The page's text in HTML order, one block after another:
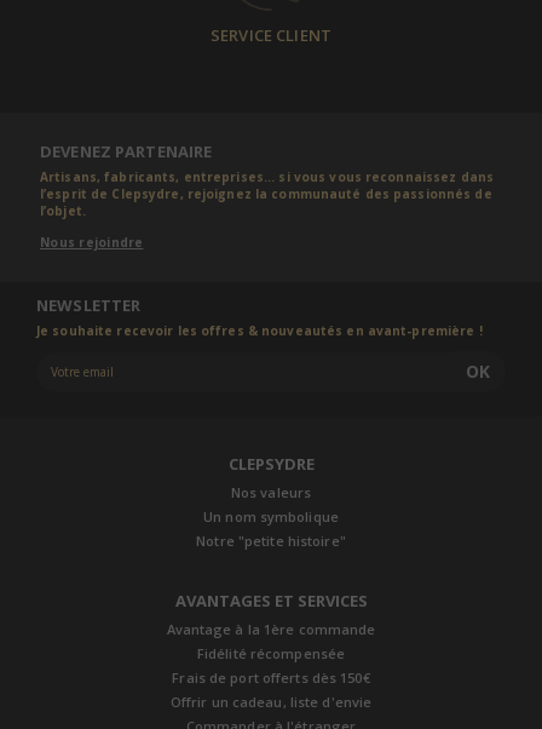
SERVICE CLIENT
DEVENEZ PARTENAIRE
Artisans, fabricants, entreprises... si vous vous reconnaissez dans
l’esprit de Clepsydre, rejoignez la communauté des passionnés de
l’objet.
Nous rejoindre
NEWSLETTER
Je souhaite recevoir les offres & nouveautés en avant-première !
OK
CLEPSYDRE
Nos valeurs
Un nom symbolique
Notre "petite histoire"
AVANTAGES ET SERVICES
Avantage à la 1ère commande
Fidélité récompensée
Frais de port offerts dès 150€
Offrir un cadeau, liste d'envie